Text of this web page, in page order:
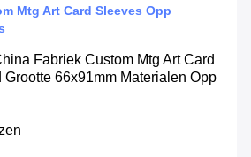
Mtg Art Card Sleeves Opp
Fabriek Custom Mtg Art Card
Grootte 66x91mm Materialen Opp